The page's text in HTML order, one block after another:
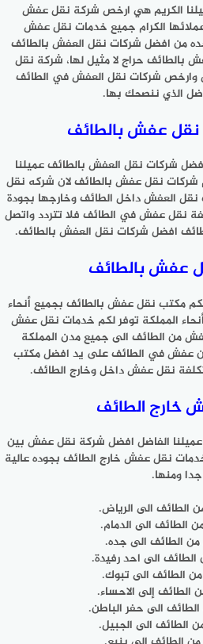
الكريم هي ارخص شركة نقل عفش
الكرام جميع خدمات نقل عفش
من افضل شركات نقل العفش بالطائف
بالطائف حراج لا مثيل لها، شركة نقل
وارخص شركات نقل العفش في الطائف
الذي ننصحك بها.
نقل عفش بالطائف
شركات نقل العفش بالطائف عميلنا
شركات نقل عفش بالطائف لان شركه نقل
العفش داخل الطائف وخارجها بجودة
نقل عفش في الطائف فلا تتردد واتصل
افضل شركات نقل العفش بالطائف.
عفش بالطائف
مكتب نقل عفش بالطائف بجميع أنحاء
المملكة توفر لكم خدمات نقل عفش
من الطائف الى جميع مدن المملكة
عفش في الطائف على يد افضل مكتب
نقل عفش داخل وخارج الطائف.
خارج الطائف
الفاضل افضل شركة نقل عفش بين
نقل عفش خارج الطائف بجوده عالية
جدا ومنها.
الى الرياض.
الى الدمام.
الطائف الى جده.
الى احد رفيدة.
الطائف الى تبوك.
إلى الاحساء.
الى حفر الباطن.
الى الجبيل.